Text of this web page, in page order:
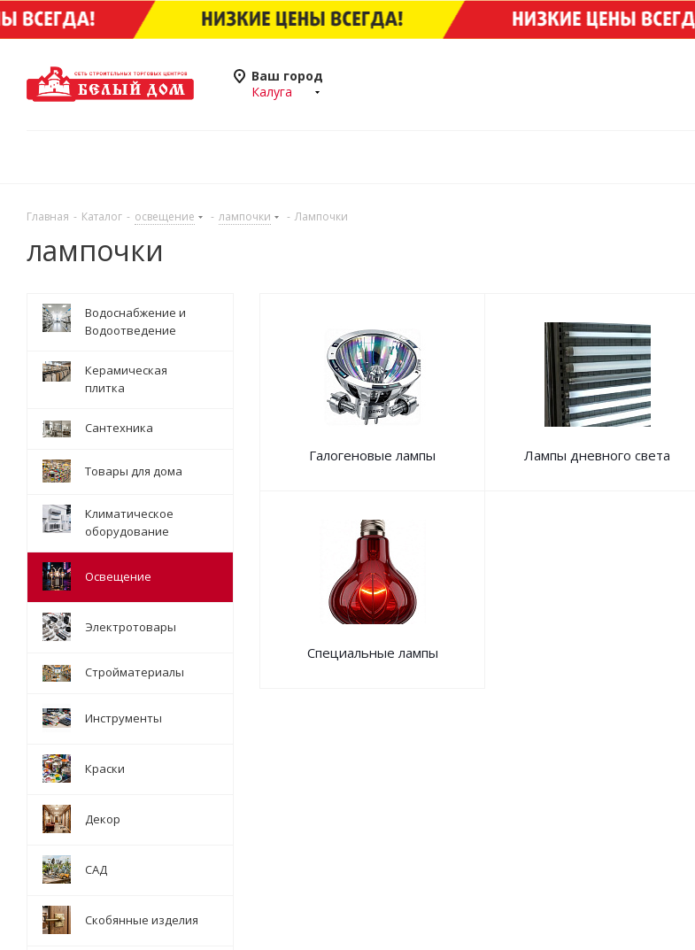
Ваш город
Калуга
Главная - Каталог - освещение - лампочки - Лампочки
лампочки
Галогеновые лампы Лампы дневного света
Специальные лампы
Водоснабжение и
Водоотведение
Керамическая
плитка
Сантехника
Товары для дома
Климатическое
оборудование
Освещение
Электротовары
Стройматериалы
Инструменты
Краски
Декор
САД
Скобянные изделия